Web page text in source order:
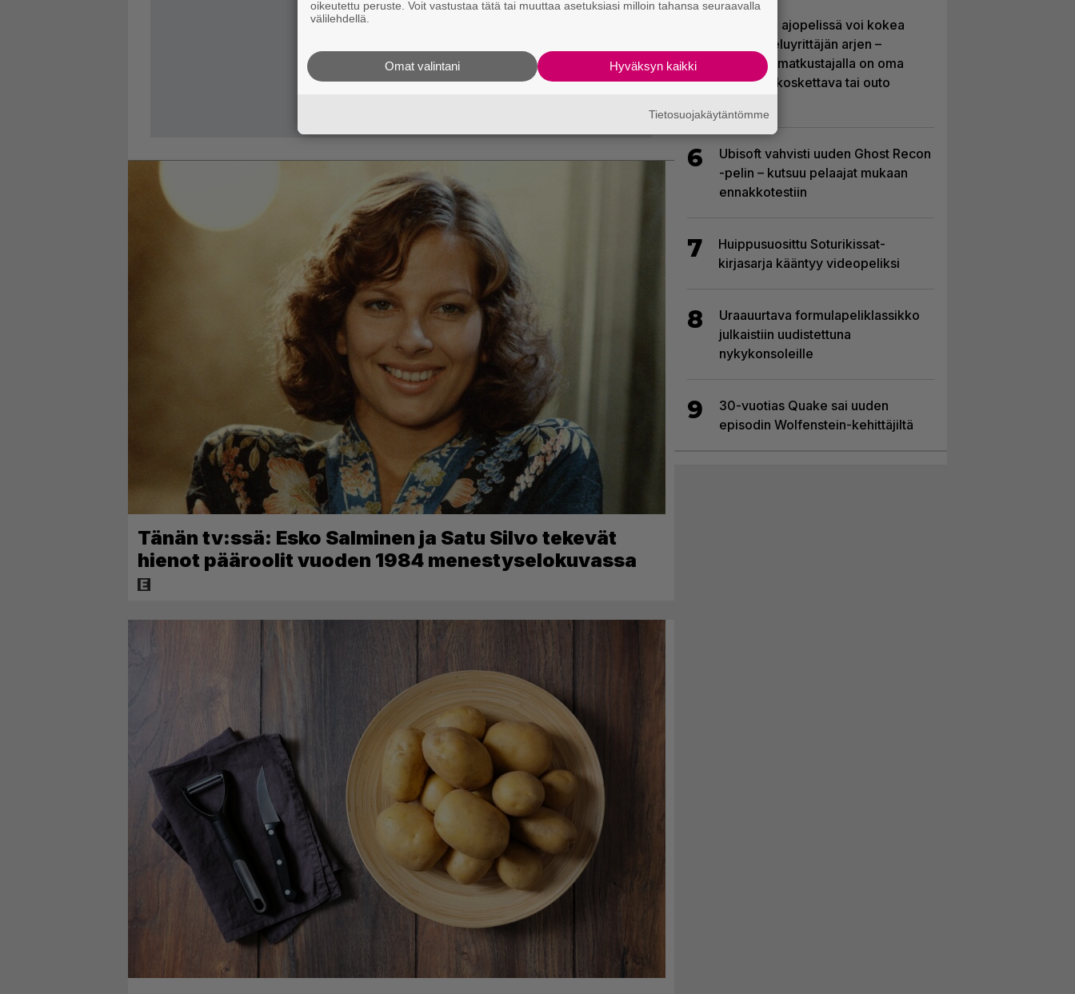
Tänän tv:ssä: Esko Salminen ja Satu Silvo tekevät
hienot pääroolit vuoden 1984 menestyselokuvassa
Tulevassa ajopelissä voi kokea
kyytipalveluyrittäjän arjen –
jokaisella matkustajalla on oma
hulvaton, koskettava tai outo
6
Ubisoft vahvisti uuden Ghost Recon
-pelin – kutsuu pelaajat mukaan
ennakkotestiin
7
Huippusuosittu Soturikissat-
kirjasarja kääntyy videopeliksi
8
Uraauurtava formulapeliklassikko
julkaistiin uudistettuna
nykykonsoleille
9
30-vuotias Quake sai uuden
episodin Wolfenstein-kehittäjiltä
oikeutettu peruste. Voit vastustaa tätä tai muuttaa asetuksiasi milloin tahansa seuraavalla
välilehdellä.
Hyväksyn kaikki
Omat valintani
Tietosuojakäytäntömme